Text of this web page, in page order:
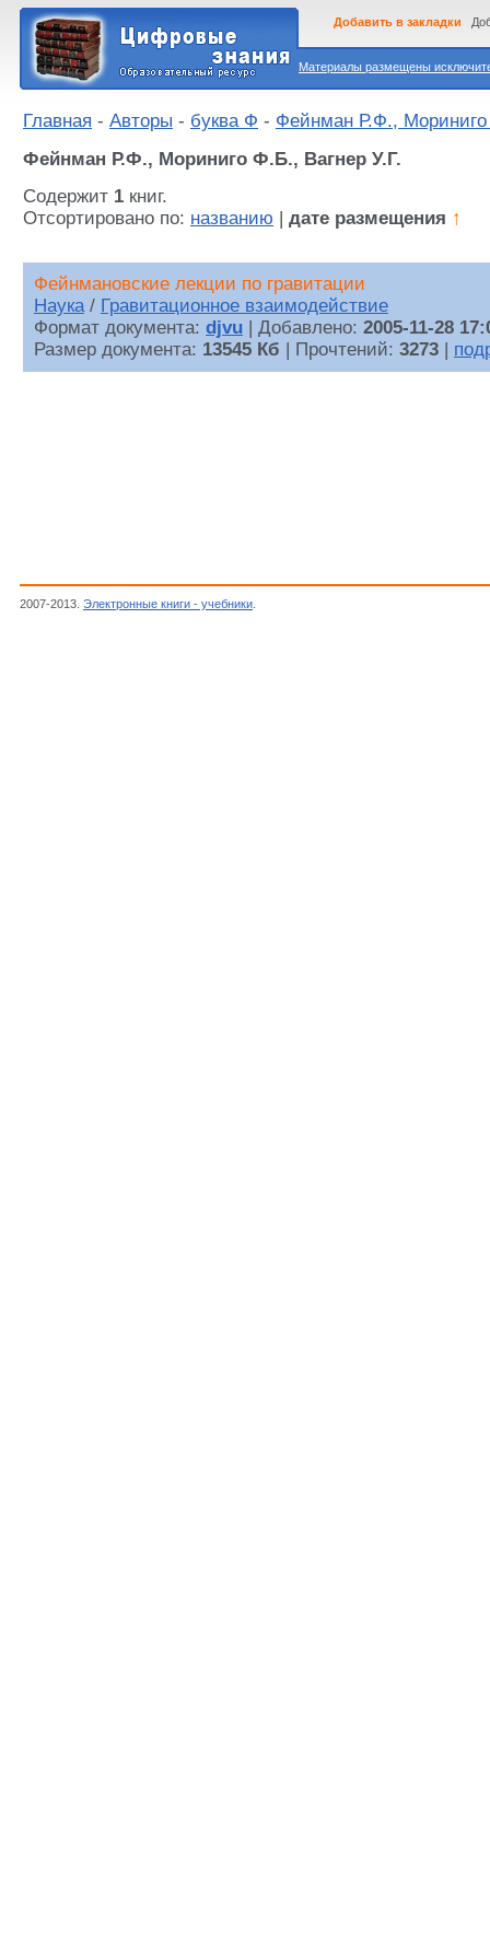
Материалы размещены
Добавить в закладки
Главная - Авторы - буква Ф - Фейнман Р.Ф.,
Фейнман Р.Ф., Мориниго Ф.Б., Вагнер У.Г.
Содержит 1 книг.
Отсортировано по: названию дате размещения ↑
Фейнмановские лекции по гравитации
Наука/ Гравитационное взаимодействие
Формат документа: djvu | Добавлено: 2005-11-28
Размер документа: 13545 Кб | Прочтений: 3273
2007-2013. Электронные книги - учебники